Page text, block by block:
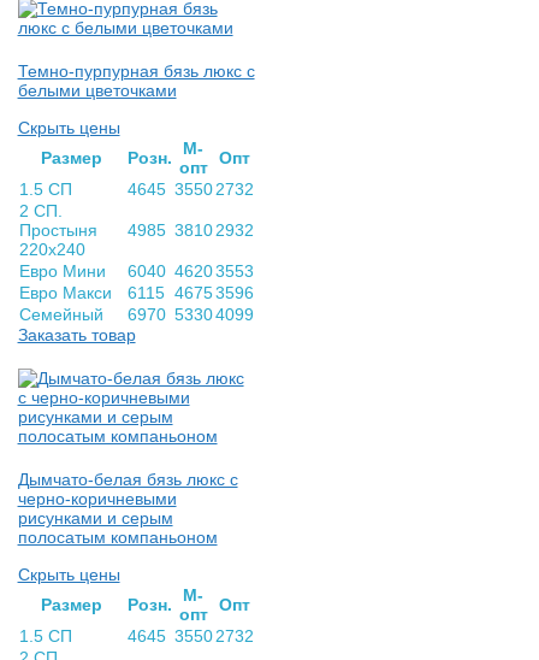
Темно-пурпурная бязь люкс с
белыми цветочками
Скрыть цены
Раз­мер
Розн.
М-
опт Опт
1.5 СП
4645 3550 2732
2 СП.
Простыня
220х240
4985 3810 2932
Евро Мини 6040 46203553
Евро Макси
6115 46753596
Семейный
6970 53304099
Заказать товар
Дымчато-белая бязь люкс с
черно-коричневыми
рисунками и серым
полосатым компаньоном
Скрыть цены
Раз­мер
Розн.
М-
опт Опт
1.5 СП
4645 3550 2732